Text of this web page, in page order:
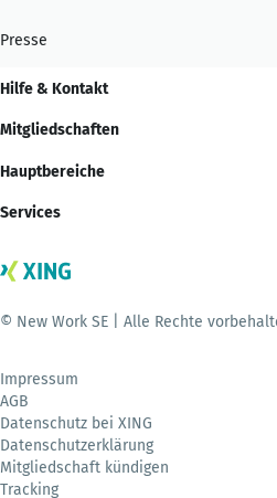
Presse
Hilfe & Kontakt
Mitgliedschaften
Hauptbereiche
Services
© New Work SE | Alle Rechte
Impressum
AGB
Datenschutz bei XING
Datenschutzerklärung
Mitgliedschaft kündigen
Tracking